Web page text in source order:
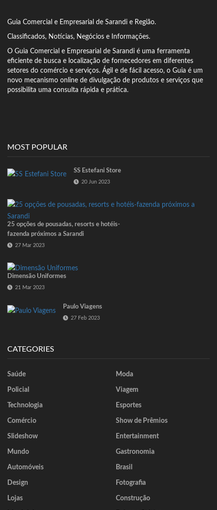
Guia Comercial e Empresarial de Sarandi e Região.
Classificados, Notícias, Negócios e Informações.
O Guia Comercial e Empresarial de Sarandi é uma ferramenta
eficiente de busca e localização de fornecedores em diferentes
setores do comércio e serviços. Ágil e de fácil acesso, o Guia é um
novo mecanismo online de divulgação de produtos e serviços que
possibilita uma consulta rápida e prática.
MOST POPULAR
SS Estefani Store
20 Jun 2023
25 opções de pousadas, resorts e hotéis-
fazenda próximos a Sarandi
27 Mar 2023
Dimensão Uniformes
21 Mar 2023
Paulo Viagens
27 Feb 2023
CATEGORIES
Saúde Moda
Policial Viagem
Technologia Esportes
Comércio Show de Prêmios
Slideshow Entertainment
Mundo Gastronomia
Automóveis Brasil
Design Fotografia
Lojas Construção